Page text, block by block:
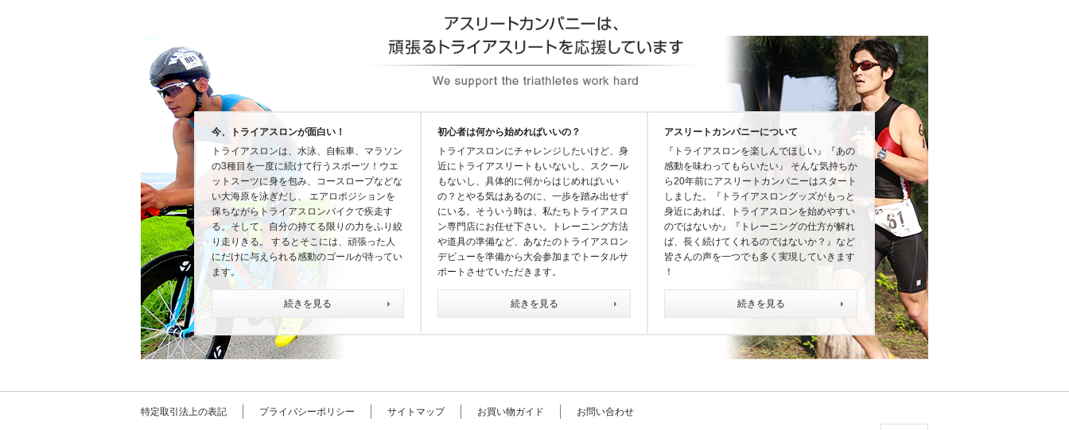
今、トライアスロンが面白い！
トライアスロンは、水泳、自転車、マラソン
の3種目を一度に続けて行うスポーツ！ウエ
ットスーツに身を包み、コースロープなどな
い大海原を泳ぎだし、 エアロポジションを
保ちながらトライアスロンバイクで疾走す
る。そして、自分の持てる限りの力をふり絞
り走りきる。 するとそこには、頑張った人
にだけに与えられる感動のゴールが待ってい
ます。
続きを見る
初心者は何から始めればいいの？
トライアスロンにチャレンジしたいけど、身
近にトライアスリートもいないし、スクール
もないし、具体的に何からはじめればいい
の？とやる気はあるのに、一歩を踏み出せず
にいる。そういう時は、私たちトライアスロ
ン専門店にお任せ下さい。トレーニング方法
や道具の準備など、あなたのトライアスロン
デビューを準備から大会参加までトータルサ
ポートさせていただきます。
続きを見る
アスリートカンパニーについて
『トライアスロンを楽しんでほしい』『あの
感動を味わってもらいたい』 そんな気持ちか
ら20年前にアスリートカンパニーはスタート
しました。『トライアスロングッズがもっと
身近にあれば、トライアスロンを始めやすい
のではないか』『トレーニングの仕方が解れ
ば、長く続けてくれるのではないか？』など
皆さんの声を一つでも多く実現していきます
！
続きを見る
特定取引法上の表記 プライバシーポリシー サイトマップ お買い物ガイド お問い合わせ